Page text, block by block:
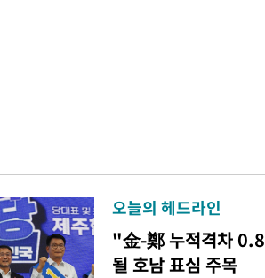
오늘의 헤드라인
"金-鄭 누적격차
될 호남 표심 주목